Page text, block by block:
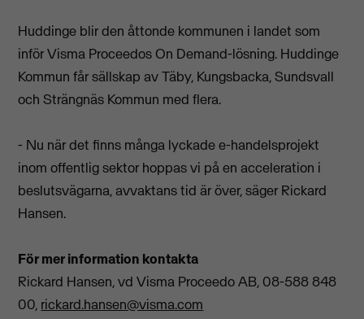
Huddinge blir den åttonde kommunen i landet som
inför Visma Proceedos On Demand-lösning. Huddinge
Kommun får sällskap av Täby, Kungsbacka, Sundsvall
och Strängnäs Kommun med flera.
- Nu när det finns många lyckade e-handelsprojekt
inom offentlig sektor hoppas vi på en acceleration i
beslutsvägarna, avvaktans tid är över, säger Rickard
Hansen.
För mer information kontakta
Rickard Hansen, vd Visma Proceedo AB, 08-588 848
00, rickard.hansen@visma.com